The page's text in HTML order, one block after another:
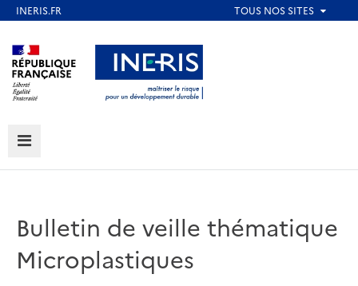
au
contenu
principal
Aller au contenu Aller au menu
Aller au pied de page
MENU
Bulletin de veille thématique
Microplastiques